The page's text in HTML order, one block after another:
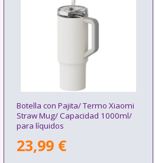
Botella con Pajita/ Termo Xiaomi
Straw Mug/ Capacidad 1000ml/
para líquidos
23,99 €